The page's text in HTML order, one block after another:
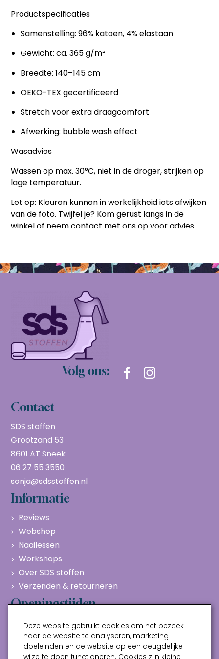
Productspecificaties
Samenstelling: 96% katoen, 4% elastaan
Gewicht: ca. 365 g/m²
Breedte: 140–145 cm
OEKO-TEX gecertificeerd
Stretch voor extra draagcomfort
Afwerking: bubble wash effect
Wasadvies
Wassen op max. 30°C, niet in de droger, strijken op
lage temperatuur.
Let op: Kleuren kunnen in werkelijkheid iets afwijken
van de foto. Twijfel je? Kom gerust langs in de
winkel of neem contact met ons op voor advies.
Volg ons:
Contact
SDS stoffen
Grootzand 53
8601 AT Sneek
06 27 55 3550
sonja@sdsstoffen.nl
Informatie
Reviews
Webshop
Naailessen
Workshops
Over SDS stoffen
Verzenden & retourneren
Openingstijden
Maandag
Gesloten
Dinsdag
10:00 - 17:00
Woensdag
10:00 - 17:00
Deze website gebruikt cookies om het bezoek
naar de website te analyseren, marketing
doeleinden en de website op een deugdelijke
wijze te doen functioneren. Cookies zijn kleine